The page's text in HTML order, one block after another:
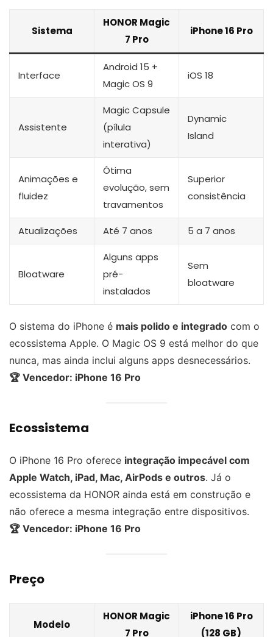
Sistema
HONOR Magic
7 Pro
iPhone 16 Pro
Interface
Android 15 +
Magic OS 9
iOS 18
Assistente
Magic Capsule
(pílula
interativa)
Dynamic
Island
Animações e
fluidez
Ótima
evolução, sem
travamentos
Superior
consistência
Atualizações Até 7 anos 5 a 7 anos
Bloatware
Alguns apps
pré-
instalados
Sem
bloatware
O sistema do iPhone é mais polido e integrado com o
ecossistema Apple. O Magic OS 9 está melhor do que
nunca, mas ainda inclui alguns apps desnecessários.
🏆 Vencedor: iPhone 16 Pro
Ecossistema
O iPhone 16 Pro oferece integração impecável com
Apple Watch, iPad, Mac, AirPods e outros. Já o
ecossistema da HONOR ainda está em construção e
não oferece a mesma integração entre dispositivos.
🏆 Vencedor: iPhone 16 Pro
Preço
Modelo
HONOR Magic
7 Pro
iPhone 16 Pro
(128 GB)